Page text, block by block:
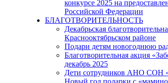
конкурсе 2025 на
Российской Федерации
БЛАГОТВОРИТЕЛЬНОСТЬ
Декабрьская
Краснооктябрьском районе
Подари детям новогоднюю
Благотворительная акция
декабрь 2025
Дети сотрудников АНО СОН
Новый год подарки с